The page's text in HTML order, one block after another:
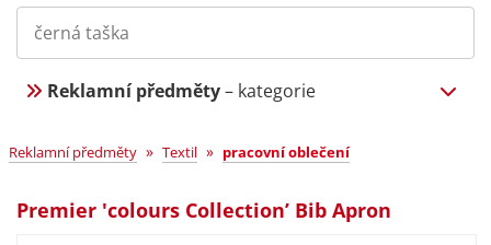
Reklamní předměty– kategorie
Reklamní předměty » Textil » pracovní oblečení
Premier 'colours Collection’ Bib Apron